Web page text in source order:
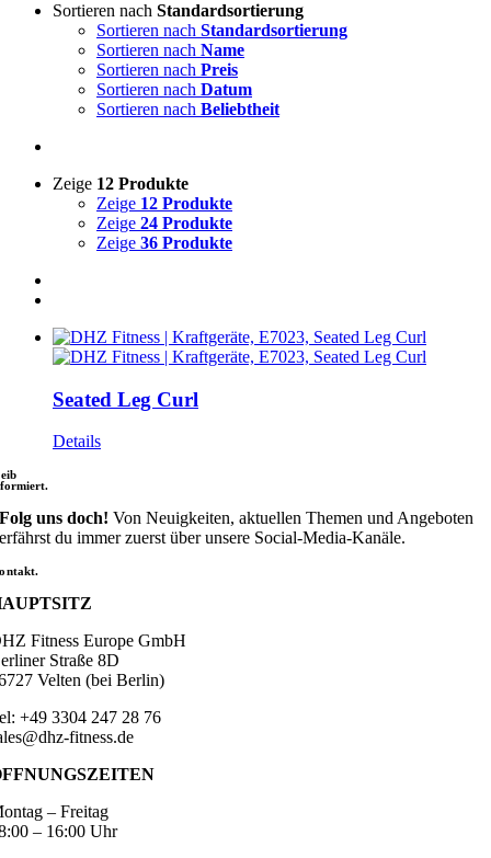
Sortieren nach Standardsortierung
Sortieren nach Standardsortierung
Sortieren nach Name
Sortieren nach Preis
Sortieren nach Datum
Sortieren nach Beliebtheit
Zeige 12 Produkte
Zeige 12 Produkte
Zeige 24 Produkte
Zeige 36 Produkte
Seated Leg Curl
Details
Folg uns doch! Von Neuigkeiten, aktuellen Themen und Angeboten
erfährst du immer zuerst über unsere Social-Media-Kanäle.
Fitness Europe GmbH
Straße 8D
Velten (bei Berlin)
+49 3304 247 28 76
fitness.de
– Freitag
– 16:00 Uhr